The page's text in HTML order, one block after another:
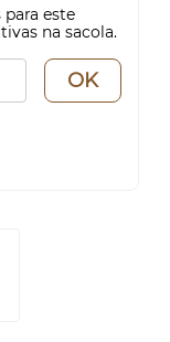
este
na sacola.
OK